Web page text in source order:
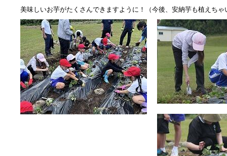
美味しいお芋がたくさんできますように！（今後、安納芋も植えちゃ